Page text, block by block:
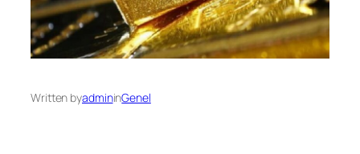
Written byadmininGenel